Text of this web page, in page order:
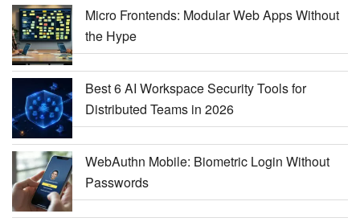
Micro Frontends: Modular Web Apps Without
the Hype
Best 6 AI Workspace Security Tools for
Distributed Teams in 2026
WebAuthn Mobile: Biometric Login Without
Passwords